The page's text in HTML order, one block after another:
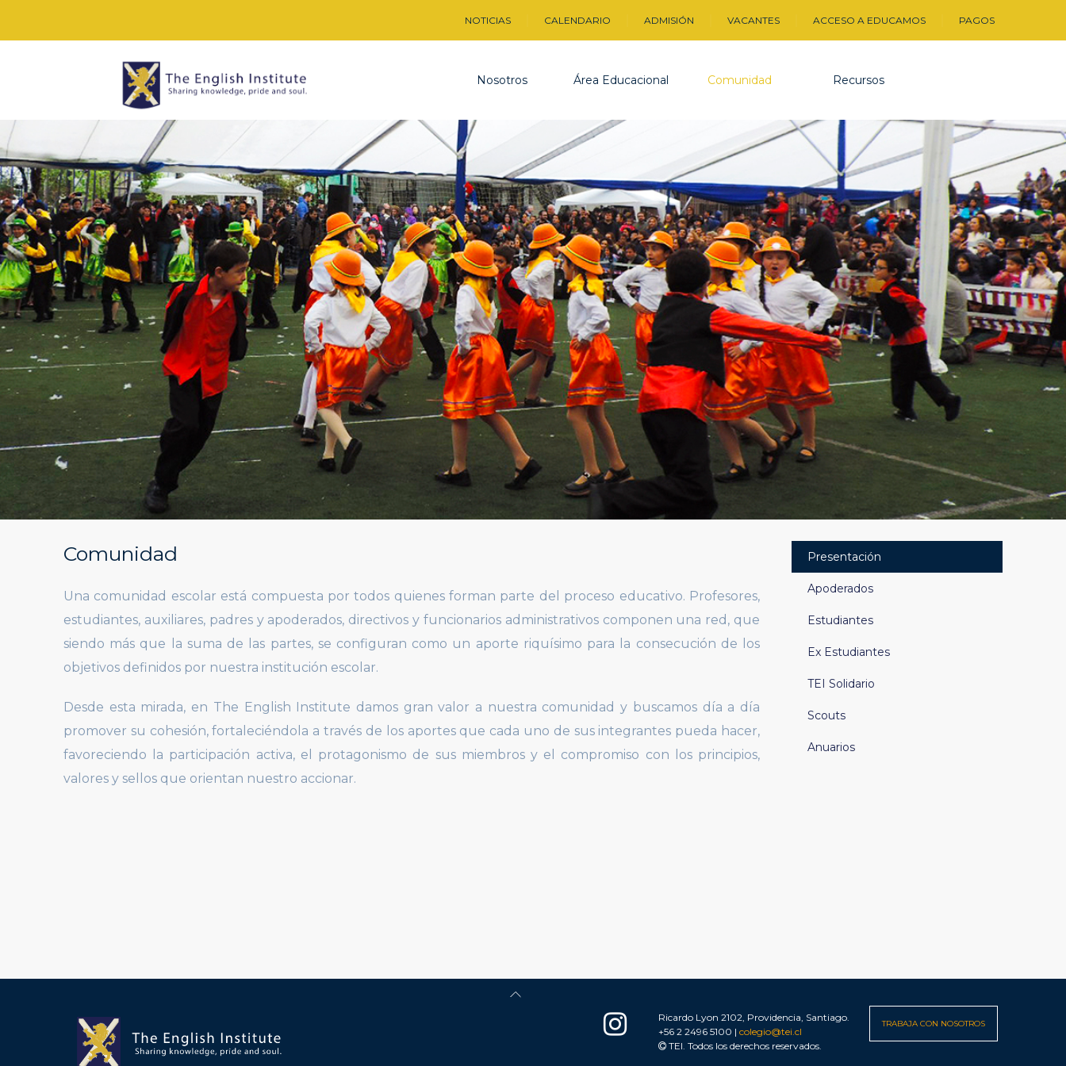
NOTICIAS CALENDARIO ADMISIÓN VACANTES ACCESO A EDUCAMOS PAGOS
Nosotros Área Educacional Comunidad Recursos
Comunidad
Una comunidad escolar está compuesta por todos quienes forman parte del proceso educativo. Profesores,
estudiantes, auxiliares, padres y apoderados, directivos y funcionarios administrativos componen una red, que
siendo más que la suma de las partes, se configuran como un aporte riquísimo para la consecución de los
objetivos definidos por nuestra institución escolar.
Desde esta mirada, en The English Institute damos gran valor a nuestra comunidad y buscamos día a día
promover su cohesión, fortaleciéndola a través de los aportes que cada uno de sus integrantes pueda hacer,
favoreciendo la participación activa, el protagonismo de sus miembros y el compromiso con los principios,
valores y sellos que orientan nuestro accionar.
Presentación
Apoderados
Estudiantes
Ex Estudiantes
TEI Solidario
Scouts
Anuarios
Ricardo Lyon 2102, Providencia, Santiago.
+56 2 2496 5100 |colegio@tei.cl
TEI. Todos los derechos reservados.
TRABAJA CON NOSOTROS